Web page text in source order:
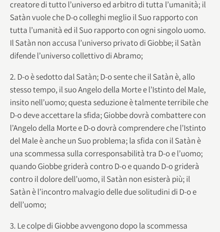
creatore di tutto l’universo ed arbitro di tutta l’umanità; il
Satàn vuole che D-o colleghi meglio il Suo rapporto con
tutta l’umanità ed il Suo rapporto con ogni singolo uomo.
Il Satàn non accusa l’universo privato di Giobbe; il Satàn
difende l’universo collettivo di Abramo;
2. D-o è sedotto dal Satàn; D-o sente che il Satàn è, allo
stesso tempo, il suo Angelo della Morte e l’Istinto del Male,
insito nell’uomo; questa seduzione è talmente terribile che
D-o deve accettare la sfida; Giobbe dovrà combattere con
l’Angelo della Morte e D-o dovrà comprendere che l’Istinto
del Male è anche un Suo problema; la sfida con il Satàn è
una scommessa sulla corresponsabilità tra D-o e l’uomo;
quando Giobbe griderà contro D-o e quando D-o griderà
contro il dolore dell’uomo, il Satàn non esisterà più; il
Satàn è l’incontro malvagio delle due solitudini di D-o e
dell’uomo;
3. Le colpe di Giobbe avvengono dopo la scommessa